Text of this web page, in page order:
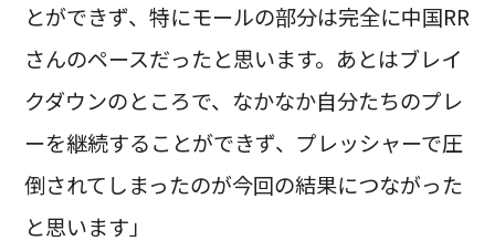
とができず、特にモールの部分は完全に中国RR
さんのペースだったと思います。あとはブレイ
クダウンのところで、なかなか自分たちのプレ
ーを継続することができず、プレッシャーで圧
倒されてしまったのが今回の結果につながった
と思います」